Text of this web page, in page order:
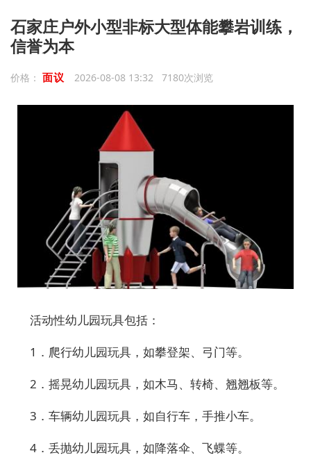
石家庄户外小型非标大型体能攀岩训练，
信誉为本
价格： 面议 2026-08-08 13:32 7180次浏览
活动性幼儿园玩具包括：
1．爬行幼儿园玩具，如攀登架、弓门等。
2．摇晃幼儿园玩具，如木马、转椅、翘翘板等。
3．车辆幼儿园玩具，如自行车，手推小车。
4．丢抛幼儿园玩具，如降落伞、飞蝶等。